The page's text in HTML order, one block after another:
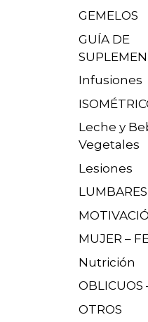
GEMELOS
GUÍA DE
Infusiones
Leche y
Vegetales
Lesiones
LUMBARES
MUJER –
Nutrición
OBLICUOS
OTROS